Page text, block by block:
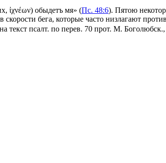
ἰχνέων) обыдетъ мя» (Пс. 48:6). Пятою
бега, которые часто низлагают
текст псалт. по перев. 70 прот. М. Боголюбск.,